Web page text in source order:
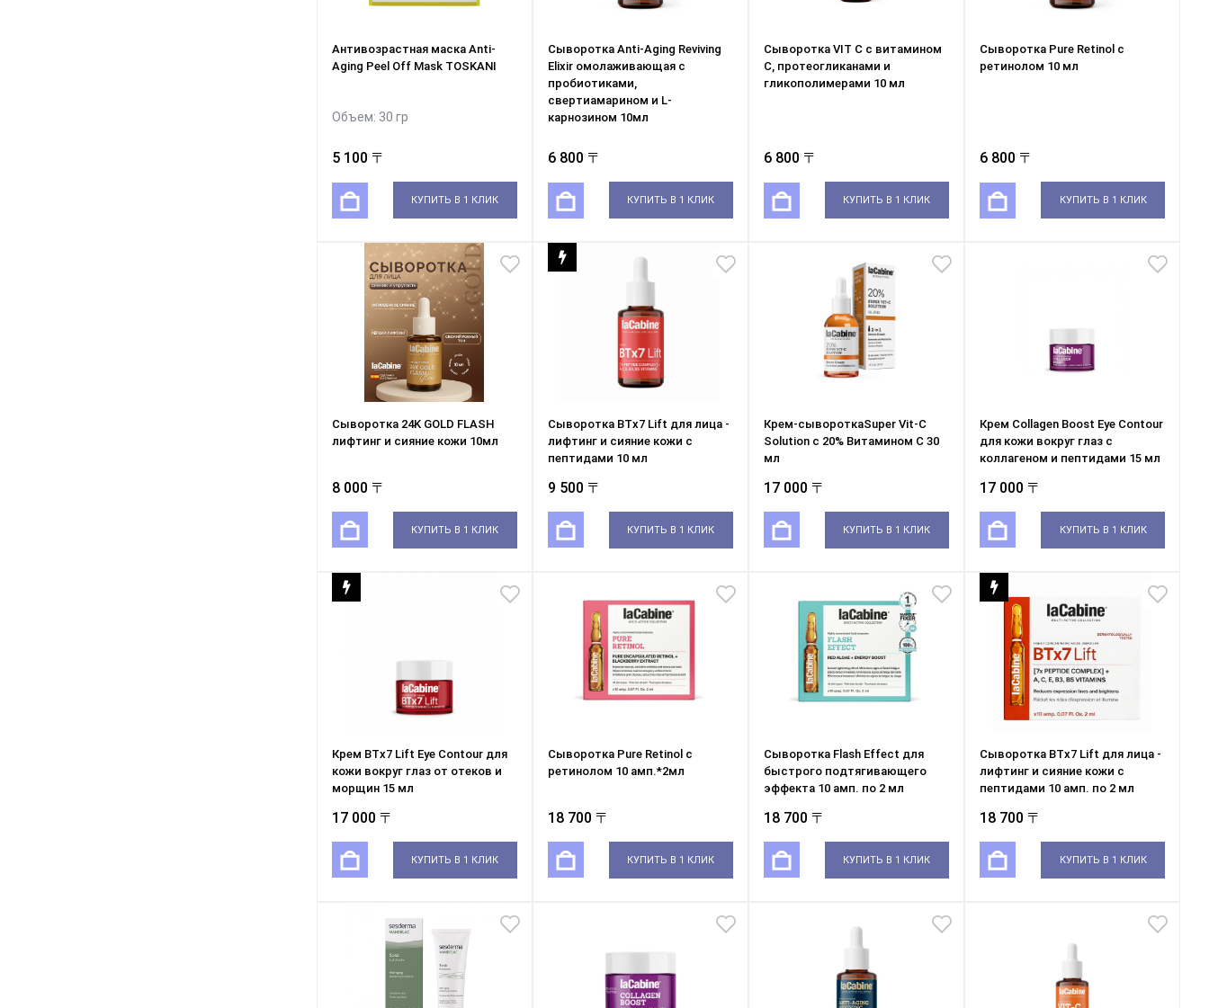
Антивозрастная маска Anti-
Aging Peel Off Mask TOSKANI
Объем: 30 гр
5 100 〒
КУПИТЬ В 1 КЛИК
Сыворотка Anti-Aging Reviving
Elixir омолаживающая с
пробиотиками,
свертиамарином и L-
карнозином 10мл
6 800 〒
КУПИТЬ В 1 КЛИК
Сыворотка VIT C с витамином
С, протеогликанами и
гликополимерами 10 мл
6 800 〒
КУПИТЬ В 1 КЛИК
Сыворотка Pure Retinol с
ретинолом 10 мл
6 800 〒
КУПИТЬ В 1 КЛИК
Сыворотка 24K GOLD FLASH
лифтинг и сияние кожи 10мл
8 000 〒
КУПИТЬ В 1 КЛИК
Сыворотка BTx7 Lift для лица -
лифтинг и сияние кожи с
пептидами 10 мл
9 500 〒
КУПИТЬ В 1 КЛИК
Крем-сывороткаSuper Vit-C
Solution с 20% Витамином С 30
мл
17 000 〒
КУПИТЬ В 1 КЛИК
Крем Collagen Boost Eye Contour
для кожи вокруг глаз с
коллагеном и пептидами 15 мл
17 000 〒
КУПИТЬ В 1 КЛИК
Крем BTx7 Lift Eye Contour для
кожи вокруг глаз от отеков и
морщин 15 мл
17 000 〒
КУПИТЬ В 1 КЛИК
Сыворотка Pure Retinol с
ретинолом 10 амп.*2мл
18 700 〒
КУПИТЬ В 1 КЛИК
Cыворотка Flash Effect для
быстрого подтягивающего
эффекта 10 амп. по 2 мл
18 700 〒
КУПИТЬ В 1 КЛИК
Сыворотка BTx7 Lift для лица -
лифтинг и сияние кожи с
пептидами 10 амп. по 2 мл
18 700 〒
КУПИТЬ В 1 КЛИК